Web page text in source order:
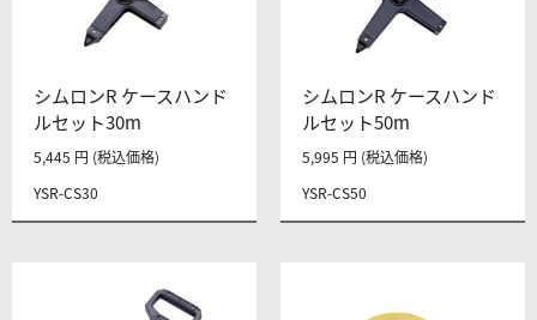
シムロンR ケースハンド
ルセット30m
YSR-CS30
5,445 円 (税込価格)
シムロンR ケースハンド
ルセット50m
YSR-CS50
5,995 円 (税込価格)